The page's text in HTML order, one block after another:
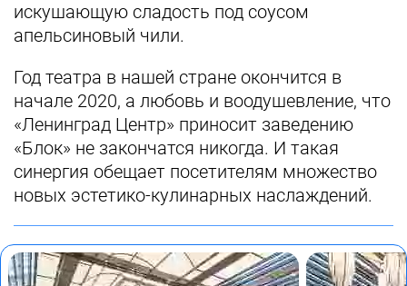
искушающую сладость под соусом
апельсиновый чили.
Год театра в нашей стране окончится в
начале 2020, а любовь и воодушевление, что
«Ленинград Центр» приносит заведению
«Блок» не закончатся никогда. И такая
синергия обещает посетителям множество
новых эстетико-кулинарных наслаждений.